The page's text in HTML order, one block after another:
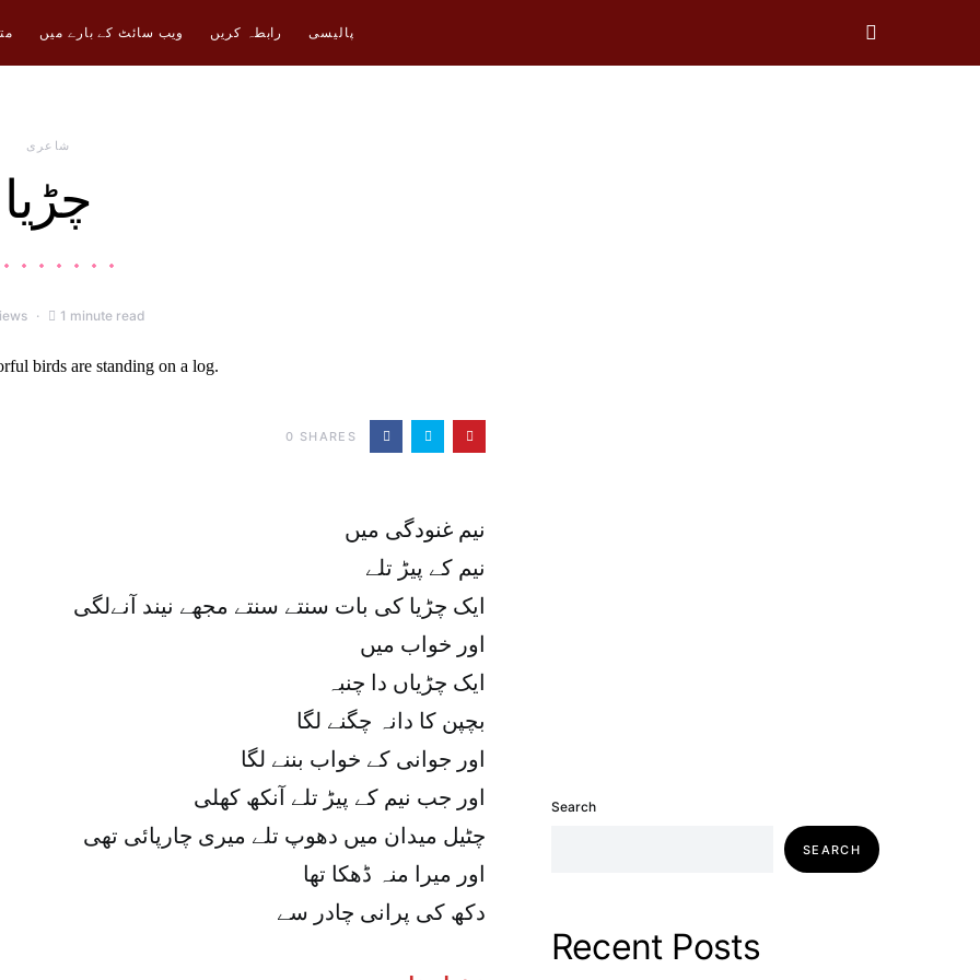
ویب سائٹ کے بارے میں رابطہ کریں پالیسی
شاعری
چڑیا
1 minute read
0 SHARES
نیم غنودگی میں
نیم کے پیڑ تلے
ایک چڑیا کی بات سنتے سنتے مجھے نیند آنےلگی
اور خواب میں
ایک چڑیاں دا چنبہ
بچپن کا دانہ چگنے لگا
اور جوانی کے خواب بننے لگا
اور جب نیم کے پیڑ تلے آنکھ کھلی
چٹیل میدان میں دھوپ تلے میری چارپائی تھی
اور میرا منہ ڈھکا تھا
دکھ کی پرانی چادر سے
Search
SEARCH
Recent Posts